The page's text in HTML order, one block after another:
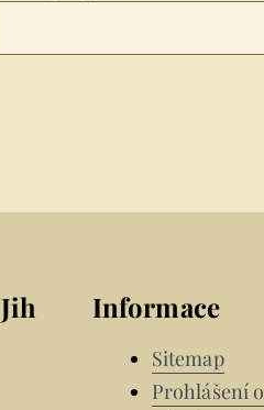
Informace
Sitemap
Prohlášení